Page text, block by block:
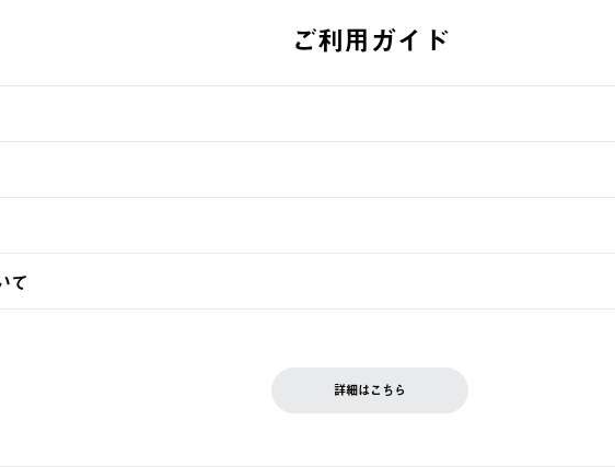
ご利用ガイド
発送いたします。
（別途スケジュールをご案内いたします。）
て
詳細はこちら